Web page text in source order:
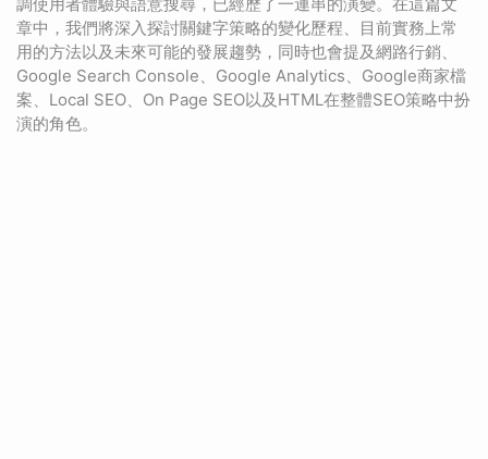
章中，我們將深入探討關鍵字策略的變化歷程、目前實務上常
用的方法以及未來可能的發展趨勢，同時也會提及網路行銷、
Google Search Console、Google Analytics、Google商家檔
案、Local SEO、On Page SEO以及HTML在整體SEO策略中扮
演的角色。